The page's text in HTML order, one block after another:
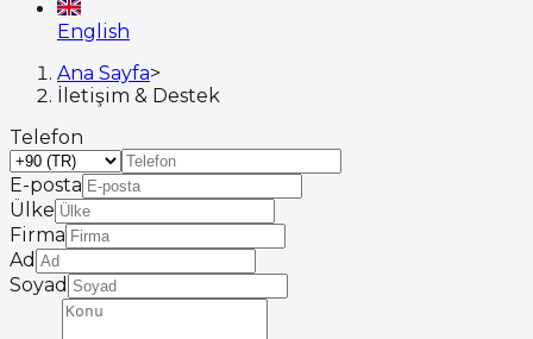
English
Ana Sayfa>
İletişim & Destek
Telefon
E-posta
Ülke
Firma
Ad
Soyad